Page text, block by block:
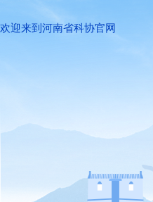
欢迎来到河南省科协官网